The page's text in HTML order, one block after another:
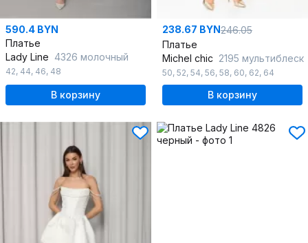
590.4 BYN
Платье
Lady Line 4326 молочный
42, 44, 46, 48
В корзину
238.67 BYN246.05
Платье
Michel chic 2195 мультиблеск
50, 52, 54, 56, 58, 60, 62, 64
В корзину